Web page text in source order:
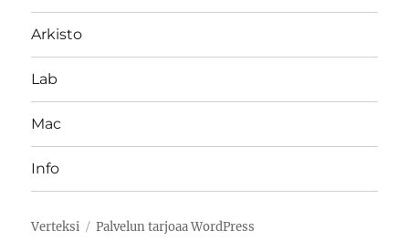
Arkisto
Lab
Mac
Info
Verteksi Palvelun tarjoaa WordPress